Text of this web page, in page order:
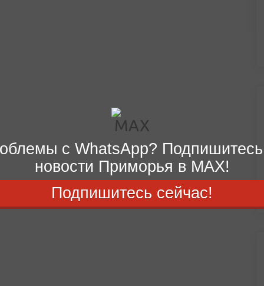
с WhatsApp?
новости Приморья в MAX!
Подпишитесь сейчас!